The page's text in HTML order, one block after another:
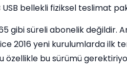
USB bellekli fiziksel teslimat
gibi süreli abonelik değildir.
2016 yeni kurulumlarda ilk
özellikle bu sürümü